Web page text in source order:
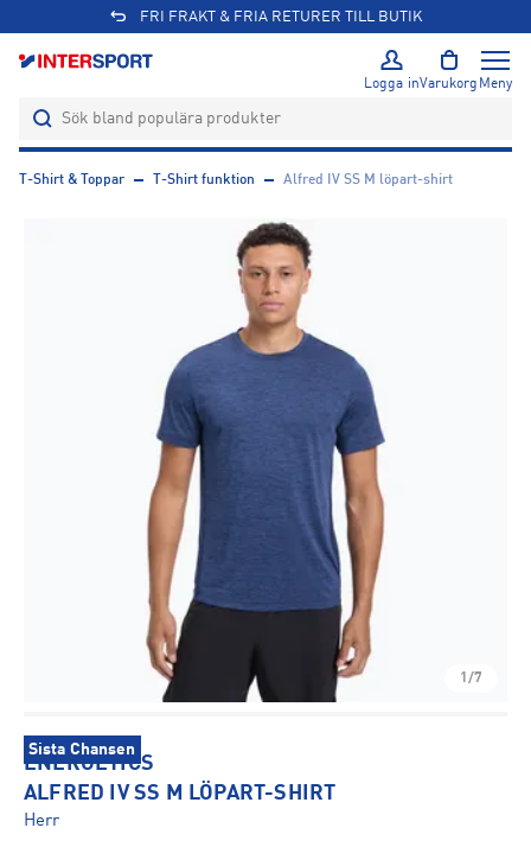
FRI FRAKT & FRIA RETURER TILL BUTIK
Logga inVarukorg Meny
T-Shirt & Toppar T-Shirt funktion Alfred IV SS M löpart-shirt
1/7
Sista Chansen
ENERGETICS
ALFRED IV SS M LÖPART-SHIRT
Herr